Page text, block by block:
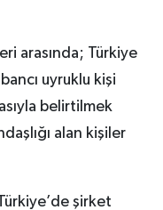
arasında; Türkiye
uyruklu kişi
belirtilmek
alan kişiler
şirket